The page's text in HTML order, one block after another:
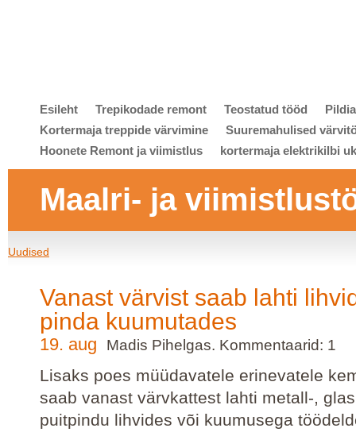
Esileht Trepikodade remont Teostatud tööd
Kortermaja treppide värvimine
Suuremahulised
Hoonete Remont ja viimistlus
kortermaja elektrikilbi
Maalri- ja
Uudised
Vanast värvist saab lahti
pinda kuumutades
19. aug Madis Pihelgas. Kommentaarid: 1
Lisaks poes müüdavatele erinevatele
saab vanast värvkattest lahti metall-,
puitpindu lihvides või kuumusega